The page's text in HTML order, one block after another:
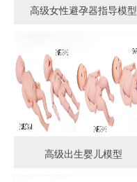
高级女性避孕器指导模型
高级出生婴儿模型